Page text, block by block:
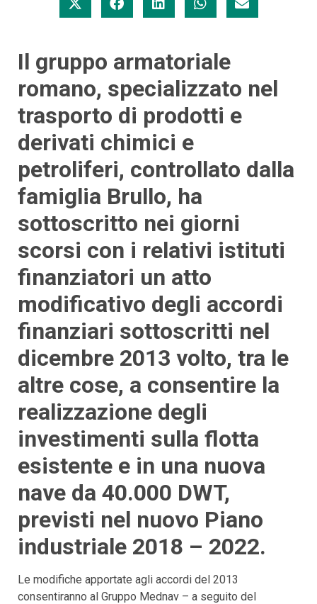
Il gruppo armatoriale
romano, specializzato nel
trasporto di prodotti e
derivati chimici e
petroliferi, controllato dalla
famiglia Brullo, ha
sottoscritto nei giorni
scorsi con i relativi istituti
finanziatori un atto
modificativo degli accordi
finanziari sottoscritti nel
dicembre 2013 volto, tra le
altre cose, a consentire la
realizzazione degli
investimenti sulla flotta
esistente e in una nuova
nave da 40.000 DWT,
previsti nel nuovo Piano
industriale 2018 – 2022.
Le modifiche apportate agli accordi del 2013
consentiranno al Gruppo Mednav – a seguito del